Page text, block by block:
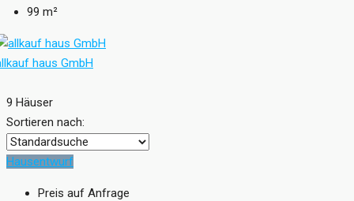
99 m²
haus GmbH
9 Häuser
Sortieren nach:
Hausentwurf
Preis auf Anfrage